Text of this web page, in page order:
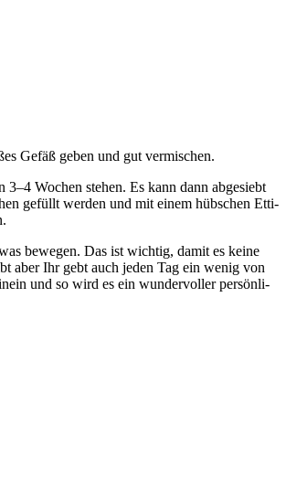
Gefäß geben und gut vermischen.
3–4 Wochen ste­hen. Es kann dann abge­siebt
gefüllt wer­den und mit einem hüb­schen Etti­
bewe­gen. Das ist wich­tig, damit es kei­ne
aber Ihr gebt auch jeden Tag ein wenig von
und so wird es ein wun­der­vol­ler per­sön­li­